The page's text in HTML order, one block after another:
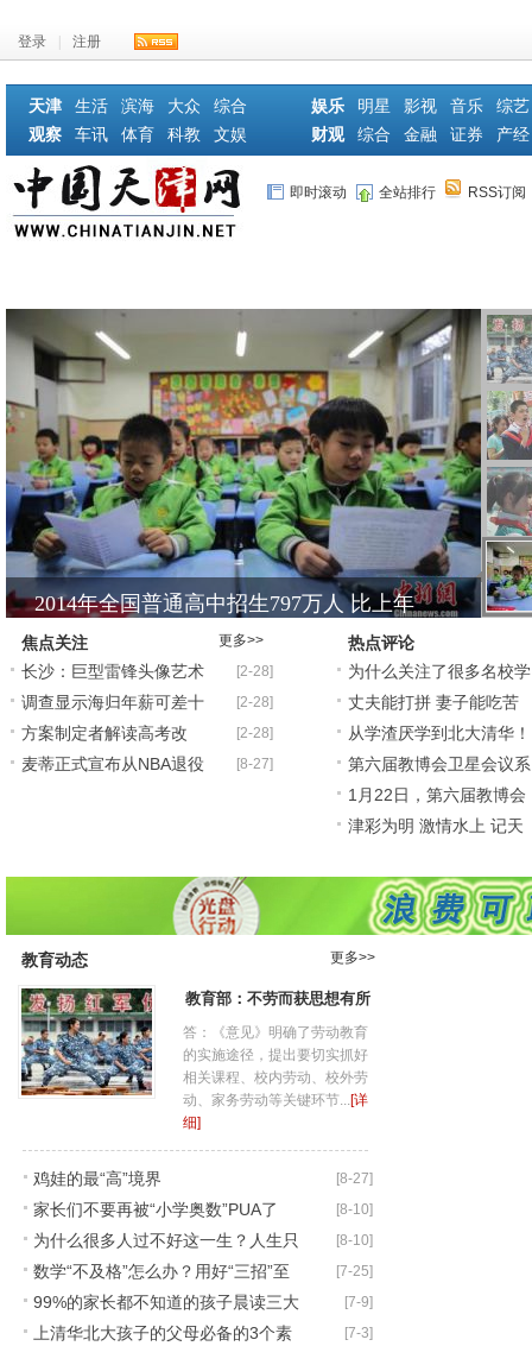
登录 注册
天津 生活 滨海 大众
综合
观察
车讯 体育 科教 文娱
娱乐 明星 影视 音乐
综艺
财观
综合 金融 证券 产经
即时滚动 全站排行 RSS订阅
2014年全国普通高中招生797万人 比上年
2014年全国普通高中招生797万人 比上年
2014年全国普通高中招生797万人 比上年
2014年全国普通高中招生797万人 比上年
焦点关注
更多>>
[2-28]
长沙：巨型雷锋头像艺术
雕像亮相雷锋故乡 [2-28]
调查显示海归年薪可差十
万 二线城市吸引力增 [2-28]
方案制定者解读高考改
革：会考综评或入高考评 [8-27]
麦蒂正式宣布从NBA退役
热点评论
为什么关注了很多名校学
霸 孩子也上不了北大
丈夫能打拼 妻子能吃苦
孩子“不上进”怎么办
从学渣厌学到北大清华！
20年，我妈妈“做对了
第六届教博会卫星会议系
列在线活动成功举办
1月22日，第六届教博会
卫星会议系列在线活动
津彩为明 激情水上 记天
教育动态 更多>>
教育部：不劳而获思想有所
答：《意见》明确了劳动教育
的实施途径，提出要切实抓好
相关课程、校内劳动、校外劳
动、家务劳动等关键环节...[详
细]
[8-27]
鸡娃的最“高”境界
[8-10]
家长们不要再被“小学奥数”PUA了
[8-10]
为什么很多人过不好这一生？人生只
有“3件事 [7-25]
数学“不及格”怎么办？用好“三招”至
少增分 [7-9]
99%的家长都不知道的孩子晨读三大
秘诀 [7-3]
上清华北大孩子的父母必备的3个素